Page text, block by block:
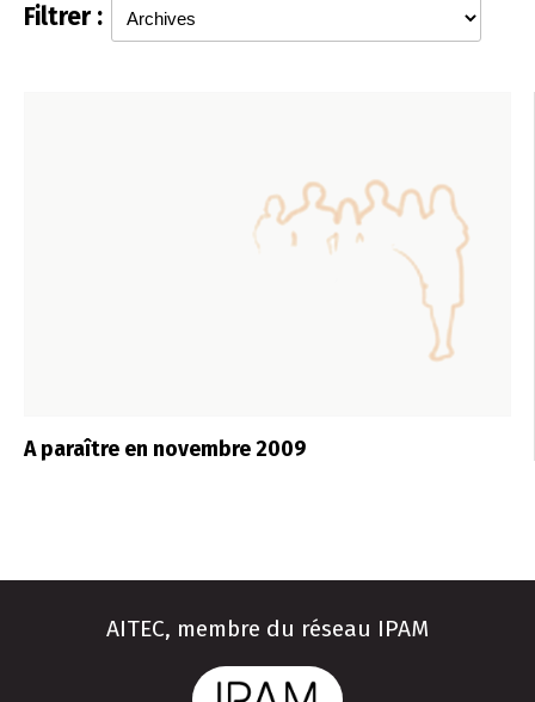
Filtrer :
A paraître en novembre 2009
AITEC, membre du réseau IPAM